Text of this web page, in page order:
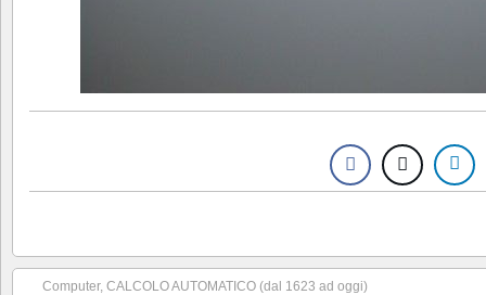
Computer, CALCOLO AUTOMATICO (dal 1623 ad oggi)